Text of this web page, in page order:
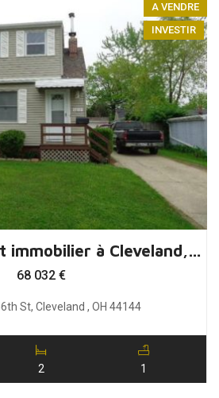
A VENDRE
INVESTIR
Investissement immobilier à Cleveland, 2 chambres, Ohio, USA
68 032 €
St, Cleveland , OH 44144
2 1